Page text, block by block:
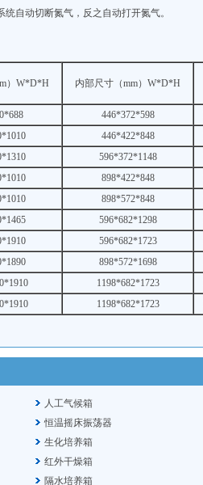
自动切断氮气，反之自动打开氮气。
）W*D*H
内部尺寸（mm）W*D*H
446*372*598
446*422*848
596*372*1148
898*422*848
898*572*848
596*682*1298
596*682*1723
898*572*1698
1198*682*1723
1198*682*1723
人工气候箱
恒温摇床振荡器
生化培养箱
红外干燥箱
隔水培养箱